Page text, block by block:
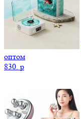
оптом
830. p